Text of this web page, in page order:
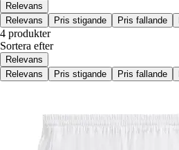
Relevans
Relevans
Pris stigande Pris fallande
4 produkter
Sortera efter
Relevans
Relevans
Pris stigande Pris fallande